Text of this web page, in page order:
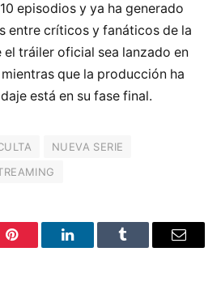
episodios y ya ha generado
entre críticos y fanáticos de la
el tráiler oficial sea lanzado en
que la producción ha
está en su fase final.
NUEVA SERIE
Pinterest LinkedInTumblr Email